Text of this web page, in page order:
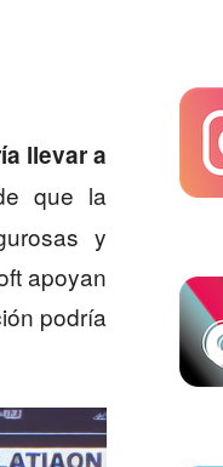
llevar a
que la
y
apoyan
podría